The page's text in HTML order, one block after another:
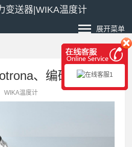
变送器|WIKA温度计
展开菜单
、编码器
WIKA温度计